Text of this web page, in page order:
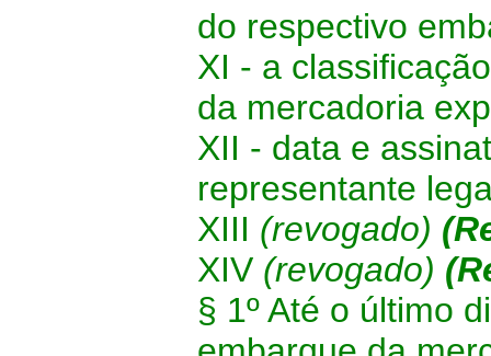
do respectivo
XI - a
da mercadoria
XII - data e
representante
XIII (revogado)
XIV (revogado)
§ 1º Até o último